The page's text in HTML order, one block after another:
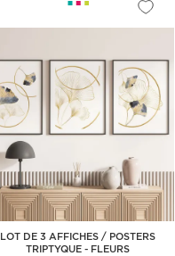
LOT DE 3 AFFICHES / POSTERS
TRIPTYQUE - FLEURS